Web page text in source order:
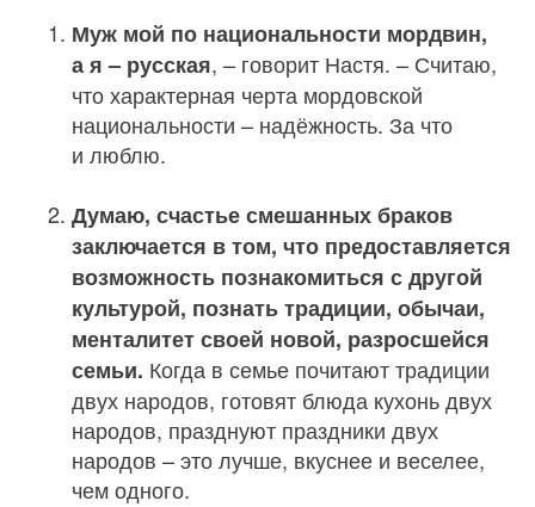
Муж мой по национальности мордвин,
а я – русская, – говорит Настя. – Считаю,
что характерная черта мордовской
национальности – надёжность. За что
и люблю.
Думаю, счастье смешанных браков
заключается в том, что предоставляется
возможность познакомиться с другой
культурой, познать традиции, обычаи,
менталитет своей новой, разросшейся
семьи. Когда в семье почитают традиции
двух народов, готовят блюда кухонь двух
народов, празднуют праздники двух
народов – это лучше, вкуснее и веселее,
чем одного.